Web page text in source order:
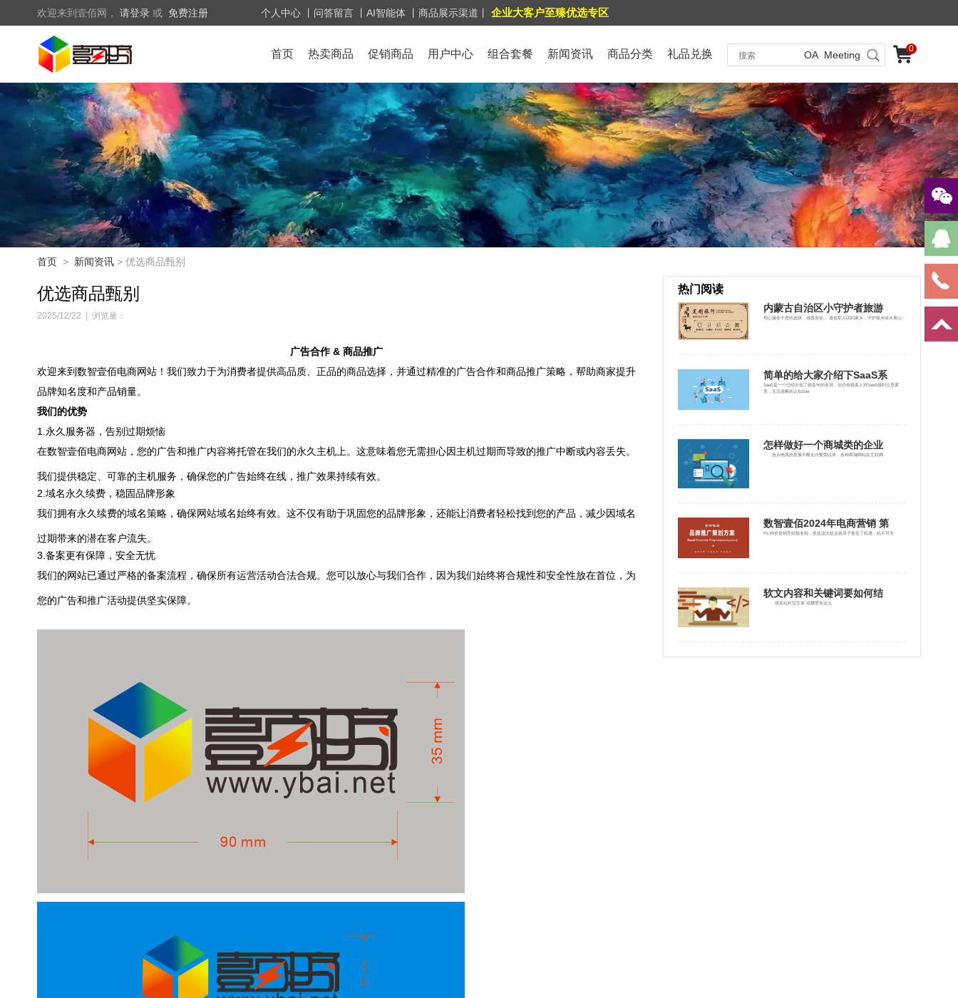
欢迎来到壹佰网， 请登录 或 免费注册 个人中心 丨问答留言 丨AI智能体 丨商品展示渠道丨 企业大客户至臻优选专区
0
OA Meeting
首页 热卖商品 促销商品 用户中心 组合套餐 新闻资讯 商品分类 礼品兑换
首页 > 新闻资讯 > 优选商品甄别
优选商品甄别
2025/12/22 浏览量：
广告合作 & 商品推广
欢迎来到数智壹佰电商网站！我们致力于为消费者提供高品质、正品的商品选择，并通过精准的广告合作和商品推广策略，帮助商家提升
品牌知名度和产品销量。
我们的优势
1. 永久服务器，告别过期烦恼
在数智壹佰电商网站，您的广告和推广内容将托管在我们的永久主机上。这意味着您无需担心因主机过期而导致的推广中断或内容丢失。
我们提供稳定、可靠的主机服务，确保您的广告始终在线，推广效果持续有效。
2. 域名永久续费，稳固品牌形象
我们拥有永久续费的域名策略，确保网站域名始终有效。这不仅有助于巩固您的品牌形象，还能让消费者轻松找到您的产品，减少因域名
过期带来的潜在客户流失。
3. 备案更有保障，安全无忧
我们的网站已通过严格的备案流程，确保所有运营活动合法合规。您可以放心与我们合作，因为我们始终将合规性和安全性放在首位，为
您的广告和推广活动提供坚实保障。
热门阅读
内蒙古自治区小守护者旅游
用心服务于您的选择，感恩有你。 退役军人回到家乡，守护家乡绿水青山~
简单的给大家介绍下SaaS系
SaaS是一个已经出现了很多年的名词，但仍有很多人对SaaS感到云里雾
里，无法清晰的认知Saa
怎样做好一个商城类的企业
自从电商的发展不断走向繁荣以来，各种商城网站在互联网
数智壹佰2024年电商营销 第
Ps.特价促销开始报名啦，抓住这次机会就等于抓住了机遇，机不可失
软文内容和关键词要如何结
很多站长写文章 说哪里有这么